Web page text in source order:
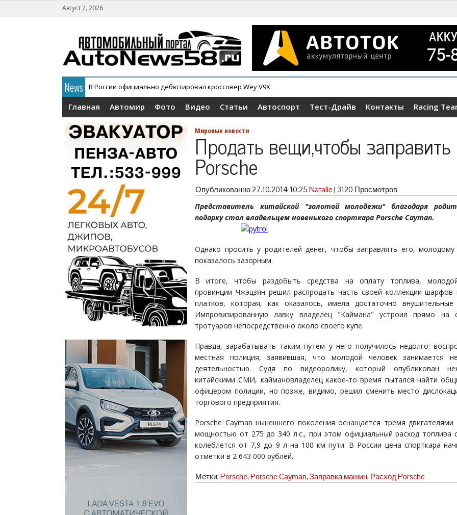
Август 7, 2026
News В России официально дебютировал кроссовер Wey V9X
Главная Автомир Фото Видео Статьи Автоспорт Тест-Драйв Контакты Racing
Мировые новости
Продать вещи,чтобы заправить
Porsche
Опубликованно27.10.2014 10:25 Natalie | 3120 Просмотров
Представитель китайской "золотой молодежи" благодаря
подарку стал владельцем новенького спорткара Porsche Cayman.
Однако просить у родителей денег, чтобы заправлять его, молодому
показалось зазорным.
В итоге, чтобы раздобыть средства на оплату топлива,
провинции Чжэцзян решил распродать часть своей коллекции
платков, которая, как оказалось, имела достаточно внушительные
Импровизированную лавку владелец "Каймана" устроил прямо на
тротуаров непосредственно около своего купе.
Правда, зарабатывать таким путем у него получилось недолго:
местная полиция, заявившая, что молодой человек занимается
деятельностью. Судя по видеоролику, который опубликован
китайскими СМИ, каймановладелец какое-то время пытался найти
офицером полиции, но позже, видимо, решил сменить место
торгового предприятия.
Porsche Cayman нынешнего поколения оснащается тремя
мощностью от 275 до 340 л.с., при этом официальный расход топлива
колеблется от 7,9 до 9 л на 100 км пути. В России цена спорткара
отметки в 2 643 000 рублей.
Метки: Porsche, Porsche Cayman, Заправка машин, Расход Porsche